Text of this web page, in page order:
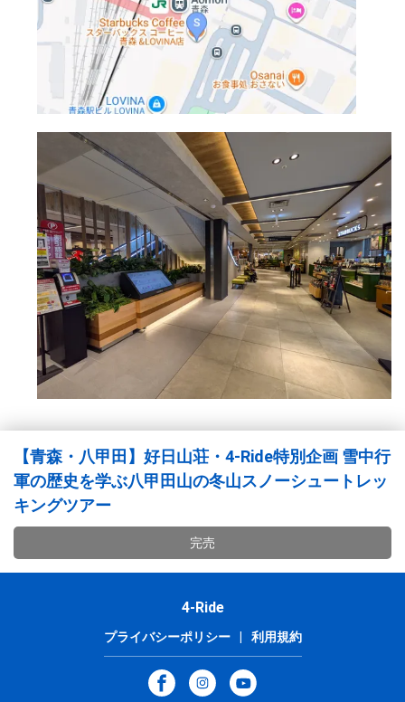
【青森・八甲田】好日山荘・4-Ride特別企画 雪中行
軍の歴史を学ぶ八甲田山の冬山スノーシュートレッ
キングツアー
完売
4-Ride
プライバシーポリシー 利用規約